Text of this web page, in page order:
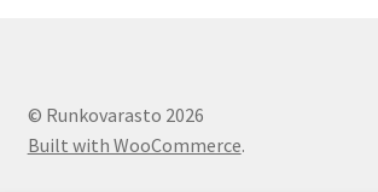
© Runkovarasto 2026
Built with WooCommerce.